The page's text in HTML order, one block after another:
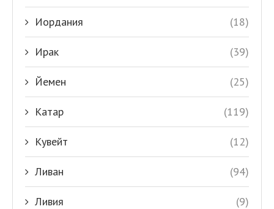
Иордания (18)
Ирак (39)
Йемен (25)
Катар (119)
Кувейт (12)
Ливан (94)
Ливия (9)